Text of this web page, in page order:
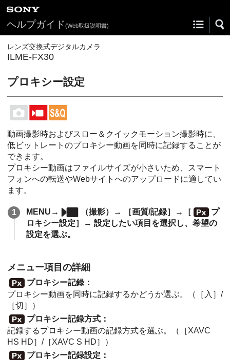
ヘルプガイド(Web取扱説明書)
レンズ交換式デジタルカメラ
ILME-FX30
プロキシー設定
動画撮影時およびスロー＆クイックモーション撮影時に、
低ビットレートのプロキシー動画を同時に記録することが
できます。
プロキシー動画はファイルサイズが小さいため、スマート
フォンへの転送やWebサイトへのアップロードに適してい
ます。
MENU→ （撮影）→ ［画質/記録］ → ［
プ
ロキシー設定］
→ 設定したい項目を選択し、希望の
設定を選ぶ。
メニュー項目の詳細
プロキシー記録：
プロキシー動画を同時に記録するかどうか選ぶ。（
［入］ /
［切］
）
プロキシー記録方式：
記録するプロキシー動画の記録方式を選ぶ。（
［XAVC
HS HD］ /［XAVC S HD］
）
プロキシー記録設定 ：